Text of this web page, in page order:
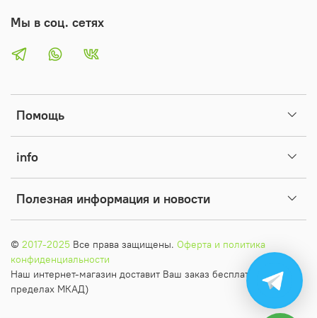
Помощь
info
Полезная информация и новости
Мы в соц. сетях
© 2017-2025 Все права защищены. Оферта и политика
конфиденциальности
Наш интернет-магазин доставит Ваш заказ бесплатно (в
пределах МКАД)